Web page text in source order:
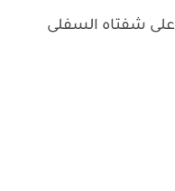
شفتاه السفلى